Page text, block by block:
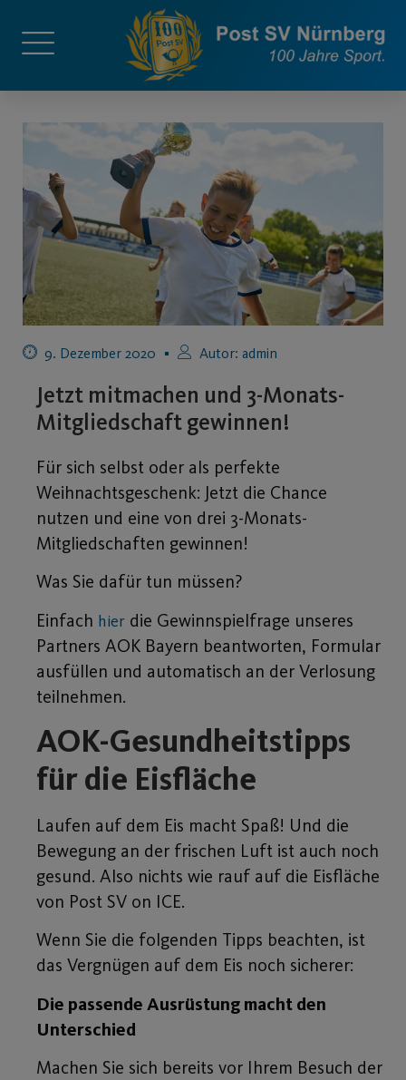
9. Dezember 2020 Autor: admin
Jetzt mitmachen und 3-Monats-
Mitgliedschaft gewinnen!
Für sich selbst oder als perfekte
Weihnachtsgeschenk: Jetzt die Chance
nutzen und eine von drei 3-Monats-
Mitgliedschaften gewinnen!
Was Sie dafür tun müssen?
Einfach hier die Gewinnspielfrage unseres
Partners AOK Bayern beantworten, Formular
ausfüllen und automatisch an der Verlosung
teilnehmen.
AOK-Gesundheitstipps
für die Eisfläche
Laufen auf dem Eis macht Spaß! Und die
Bewegung an der frischen Luft ist auch noch
gesund. Also nichts wie rauf auf die Eisfläche
von Post SV on ICE.
Wenn Sie die folgenden Tipps beachten, ist
das Vergnügen auf dem Eis noch sicherer:
Die passende Ausrüstung macht den
Unterschied
Machen Sie sich bereits vor Ihrem Besuch der